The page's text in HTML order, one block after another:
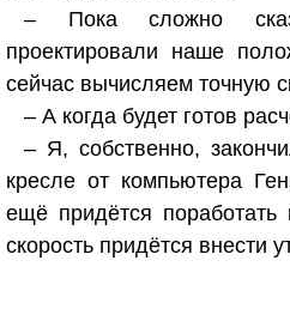
– Пока сложно
проектировали наше
сейчас вычисляем точную
– А когда будет готов
– Я, собственно,
кресле от компьютера
ещё придётся
скорость придётся внести